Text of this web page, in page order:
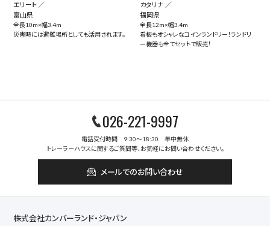
エリート ／
富山県
全長10m×幅3.4m
災害時には避難場所としても活用されます。
カタリナ ／
福岡県
全長12m×幅3.4m
看板もオシャレなコインランドリー！ランドリ
ー機器も全てセットで販売！
026-221-9997
電話受付時間 9:30～18:30 年中無休
トレーラーハウスに関するご質問等、お気軽にお問い合わせください。
メールでのお問い合わせ
株式会社カンバーランド・ジャパン